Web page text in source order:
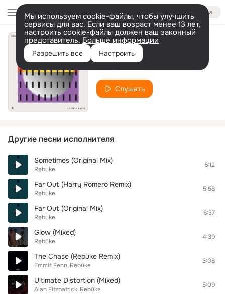
Войти
Мы используем cookie-файлы, чтобы улучшить
сервисы для вас. Если ваш возраст менее 13 лет,
настроить cookie-файлы должен ваш законный
представитель. Больше информации
Разрешить все Настроить
Posers Ray Gun
Слушать
Другие песни исполнителя
Sometimes (Original Mix)
Rebuke
6:12
Far Out (Harry Romero Remix)
Rebuke
5:58
Far Out (Original Mix)
Rebuke
6:37
Glow (Mixed)
Rebūke
4:39
The Chase (Rebūke Remix)
Emmit Fenn Rebūke
3:08
Ultimate Distortion (Mixed)
Alan Fitzpatrick Rebūke
5:09